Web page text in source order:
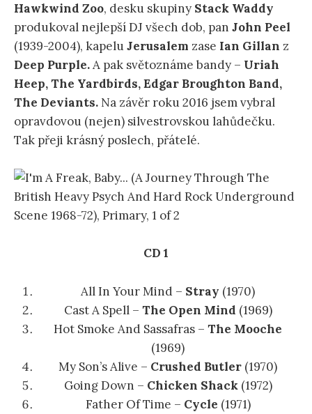
Hawkwind Zoo, desku skupiny Stack Waddy
produkoval nejlepší DJ všech dob, pan John Peel
(1939-2004), kapeluJerusalem zase Ian Gillan z
Deep Purple.A pak světoznáme bandy – Uriah
Heep, The Yardbirds, Edgar Broughton Band,
The Deviants. Na závěr roku 2016 jsem vybral
opravdovou (nejen) silvestrovskou lahůdečku.
Tak přeji krásný poslech, přátelé.
CD 1
All In Your Mind – Stray (1970)
Cast A Spell– The Open Mind (1969)
Hot Smoke And Sassafras – The Mooche
(1969)
My Son’s Alive – Crushed Butler (1970)
Going Down – Chicken Shack(1972)
Father Of Time – Cycle (1971)